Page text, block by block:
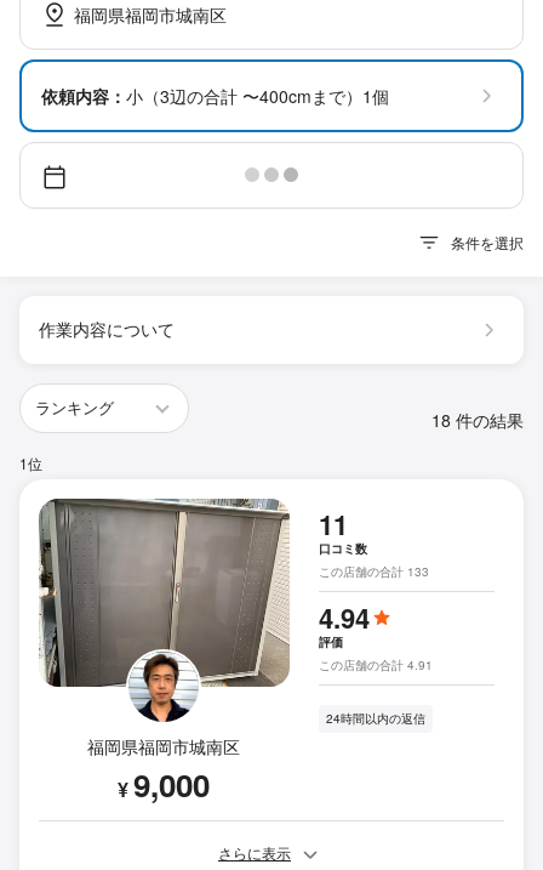
福岡県福岡市城南区
依頼内容： 小（3辺の合計 〜400cmまで）1個
条件を選択
作業内容について
18 件の結果
1位
福岡県福岡市城南区
¥9,000
11
口コミ数
この店舗の合計 133
4.94
評価
この店舗の合計 4.91
24時間以内の返信
さらに表示